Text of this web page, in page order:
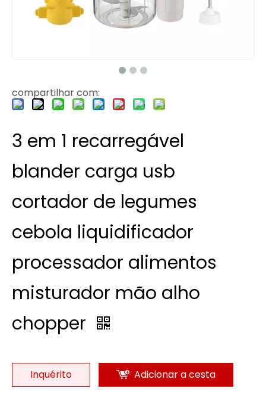
compartilhar com:
3 em 1 recarregável
blander carga usb
cortador de legumes
cebola liquidificador
processador alimentos
misturador mão alho
chopper
Inquérito Adicionar a cesta